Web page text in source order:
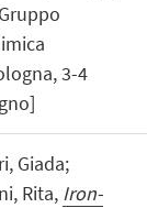
3-4
Giada;
Rita, Iron-